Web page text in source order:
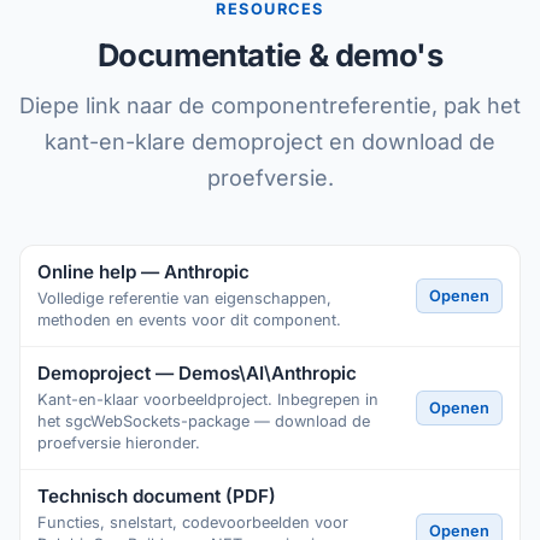
RESOURCES
Documentatie & demo's
Diepe link naar de componentreferentie, pak het
kant-en-klare demoproject en download de
proefversie.
Online help — Anthropic
Volledige referentie van eigenschappen,
methoden en events voor dit component.
Openen
Demoproject — Demos\AI\Anthropic
Kant-en-klaar voorbeeldproject. Inbegrepen in
het sgcWebSockets-package — download de
proefversie hieronder.
Openen
Technisch document (PDF)
Functies, snelstart, codevoorbeelden voor
Openen